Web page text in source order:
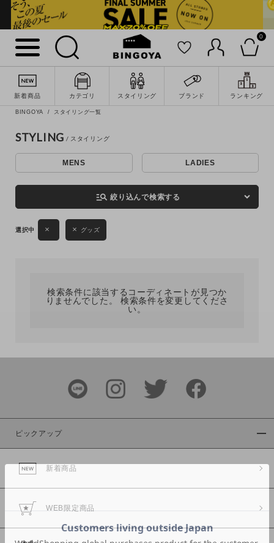
0
新着商品 カテゴリ スタイリング ブランド ランキング
詳細検索
カラー
BINGOYA スタイリング一覧
STYLING
MENS LADIES
manage_search 絞り込んで検索する
グッズ
検索条件に該当するコーディネートが見つか
りませんでした。 検索条件を変更してくださ
い。
ピックアップ
新着商品
WEB限定商品